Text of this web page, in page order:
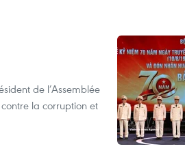
de l’Assemblée
la corruption et